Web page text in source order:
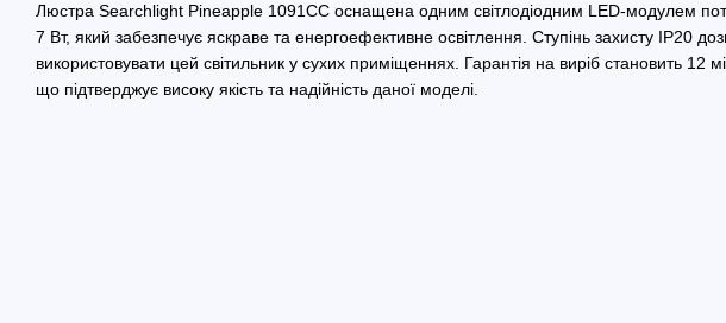
Люстра Searchlight Pineapple 1091CC оснащена одним світлодіодним LED-модулем
7 Вт, який забезпечує яскраве та енергоефективне освітлення. Ступінь захисту IP20
використовувати цей світильник у сухих приміщеннях. Гарантія на виріб становить 12
що підтверджує високу якість та надійність даної моделі.